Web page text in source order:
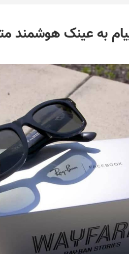
به عینک هوشمند